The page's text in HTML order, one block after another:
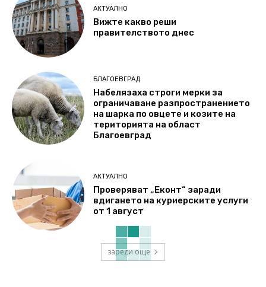
АКТУАЛНО
Вижте какво реши
правителството днес
БЛАГОЕВГРАД
Набелязаха строги мерки за
ограничаване разпространението
на шарка по овцете и козите на
територията на област
Благоевград
АКТУАЛНО
Проверяват „Еконт“ заради
вдигането на куриерските услуги
от 1 август
зареди още